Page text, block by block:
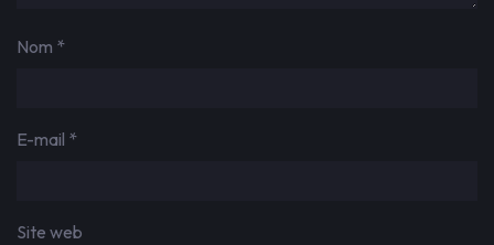
Nom *
E-mail *
Site web